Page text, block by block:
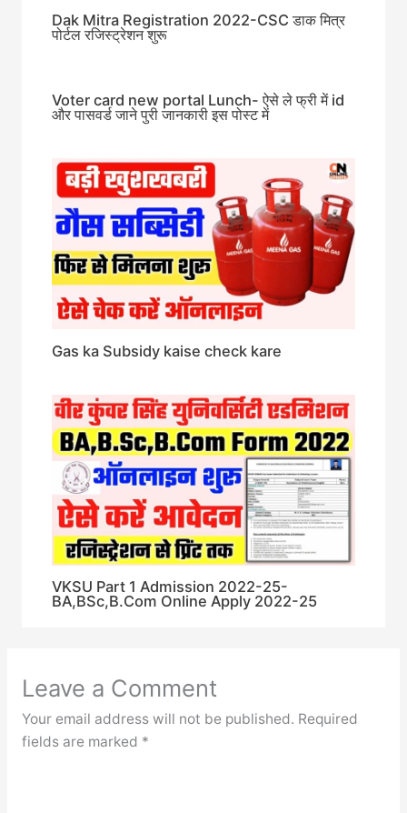
Dak Mitra Registration 2022-CSC डाक मित्र
पोर्टल रजिस्ट्रेशन शुरू
Voter card new portal Lunch- ऐसे ले फ्री में id
और पासवर्ड जाने पुरी जानकारी इस पोस्ट में
Gas ka Subsidy kaise check kare
VKSU Part 1 Admission 2022-25-
BA,BSc,B.Com Online Apply 2022-25
Leave a Comment
Your email address will not be published. Required
fields are marked *